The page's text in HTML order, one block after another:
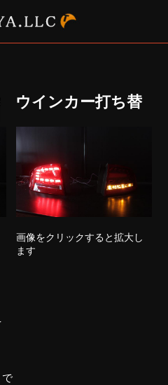
インカー打ち替
画像をクリックすると拡大し
ます
で